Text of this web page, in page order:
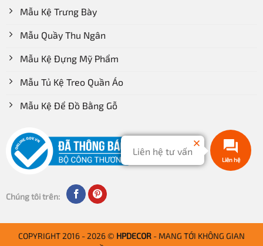
Mẫu Kệ Trưng Bày
Mẫu Quầy Thu Ngân
Mẫu Kệ Đựng Mỹ Phẩm
Mẫu Tủ Kệ Treo Quần Áo
Mẫu Kệ Để Đồ Bằng Gỗ
Chúng tôi trên:
COPYRIGHT 2016 - 2026 © HPDECOR - MANG TỚI KHÔNG GIAN
Liên hệ
Liên hệ tư vấn